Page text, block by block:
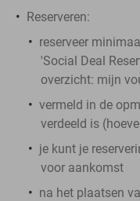
Reserveren:
reserveer
'Social Deal
overzicht: mijn
vermeld in de
verdeeld is
je kunt je
voor aankomst
na het plaatsen